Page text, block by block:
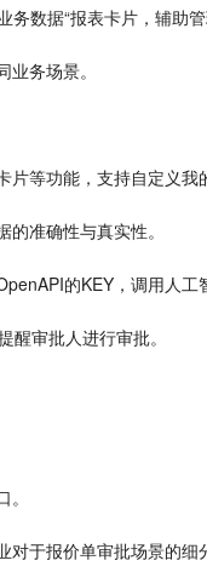
务数据“报表卡片， 辅助
务场景。
片等功能，支持自定义我
准确性与真实性。
的KEY，调用人工
醒审批人进行审批。
于报价单审批场景的细